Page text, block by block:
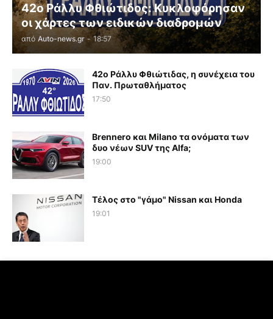
42ο Ράλλυ Φθιώτιδος: Κυκλοφόρησαν
οι χάρτες των ειδικών διαδρομών
από Auto-news.gr - 18:57
42ο Ράλλυ Φθιώτιδας, η συνέχεια του
Παν. Πρωταθλήματος
17:50
Brennero και Milano τα ονόματα των
δυο νέων SUV της Alfa;
19:00
Τέλος στο "γάμο" Nissan και Honda
19:01